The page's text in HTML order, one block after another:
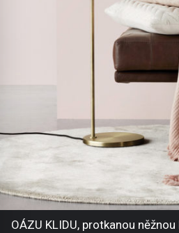
OÁZU KLIDU, protkanou